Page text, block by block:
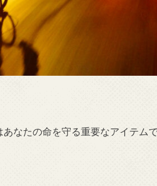
なたの命を守る重要なアイテムで